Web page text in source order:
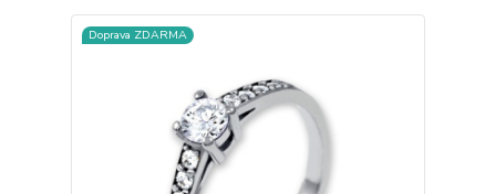
Doprava ZDARMA